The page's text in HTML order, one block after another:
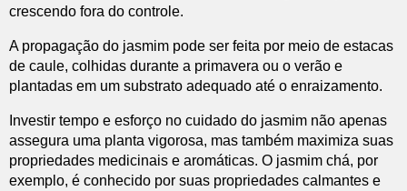
crescendo fora do controle.
A propagação do jasmim pode ser feita por meio de estacas
de caule, colhidas durante a primavera ou o verão e
plantadas em um substrato adequado até o enraizamento.
Investir tempo e esforço no cuidado do jasmim não apenas
assegura uma planta vigorosa, mas também maximiza suas
propriedades medicinais e aromáticas. O jasmim chá, por
exemplo, é conhecido por suas propriedades calmantes e